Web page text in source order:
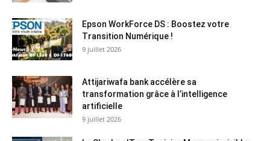
Epson WorkForce DS : Boostez votre
Transition Numérique !
9 juillet 2026
Attijariwafa bank accélère sa
transformation grâce à l’intelligence
artificielle
9 juillet 2026